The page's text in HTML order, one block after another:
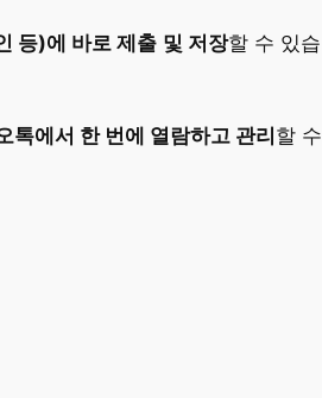
등)에 바로 제출 및 저장할 수 있습
톡에서 한 번에 열람하고 관리 할 수